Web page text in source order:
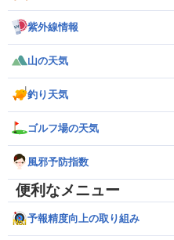
紫外線情報
山の天気
釣り天気
ゴルフ場の天気
風邪予防指数
便利なメニュー
予報精度向上の取り組み